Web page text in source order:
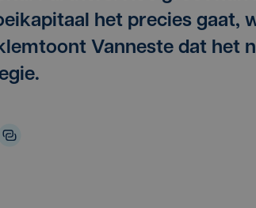
het precies gaat,
Vanneste dat het